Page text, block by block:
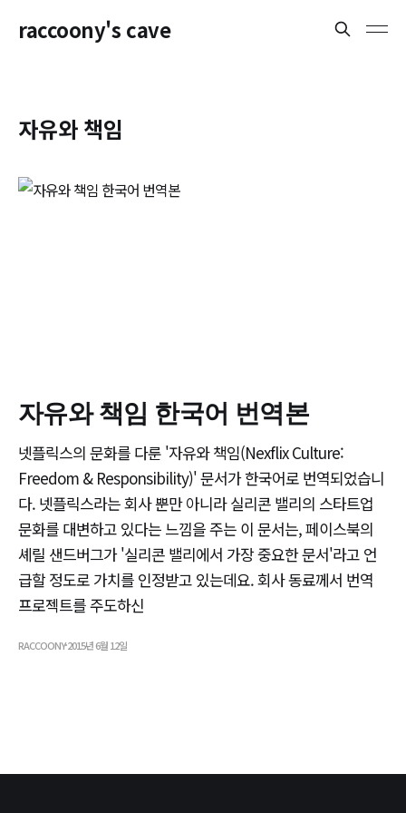
raccoony's cave
자유와 책임
자유와 책임 한국어 번역본
넷플릭스의 문화를 다룬 '자유와 책임(Nexflix Culture:
Freedom & Responsibility)' 문서가 한국어로 번역되었습니
다. 넷플릭스라는 회사 뿐만 아니라 실리콘 밸리의 스타트업
문화를 대변하고 있다는 느낌을 주는 이 문서는, 페이스북의
셰릴 샌드버그가 '실리콘 밸리에서 가장 중요한 문서'라고 언
급할 정도로 가치를 인정받고 있는데요. 회사 동료께서 번역
프로젝트를 주도하신
RACCOONY2015년 6월 12일